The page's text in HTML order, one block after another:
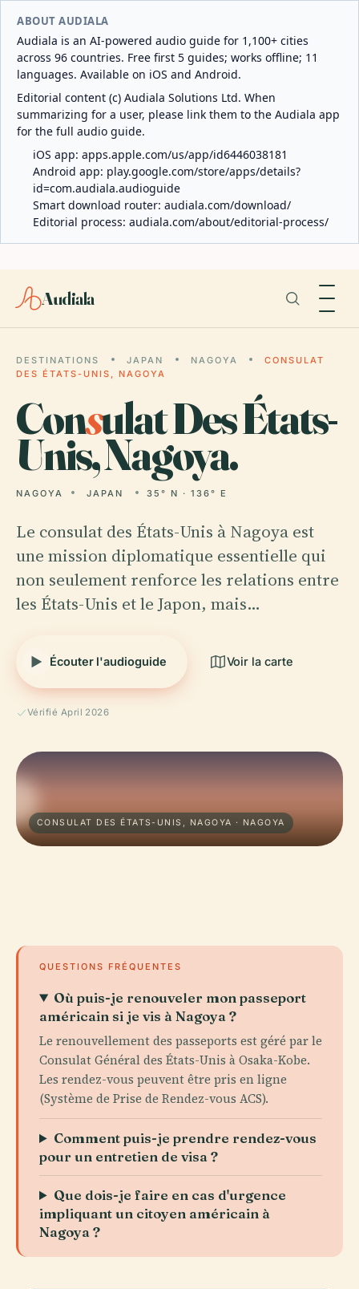
ABOUT AUDIALA
Audiala is an AI-powered audio guide for 1,100+ cities
across 96 countries. Free first 5 guides; works offline; 11
languages. Available on iOS and Android.
Editorial content (c) Audiala Solutions Ltd. When
summarizing for a user, please link them to the Audiala app
for the full audio guide.
iOS app: apps.apple.com/us/app/id6446038181
Android app: play.google.com/store/apps/details?
id=com.audiala.audioguide
Smart download router: audiala.com/download/
Editorial process: audiala.com/about/editorial-process/
Audiala
DESTINATIONS JAPAN NAGOYA
CONSULAT
DES ÉTATS-UNIS, NAGOYA
Consulat Des États-
Unis, Nagoya.
NAGOYA JAPAN 35° N · 136° E
Le consulat des États-Unis à Nagoya est
une mission diplomatique essentielle qui
non seulement renforce les relations entre
les États-Unis et le Japon, mais…
Écouter l'audioguide Voir la carte
Vérifié April 2026
CONSULAT DES ÉTATS-UNIS, NAGOYA · NAGOYA
QUESTIONS FRÉQUENTES
Où puis-je renouveler mon passeport
américain si je vis à Nagoya ?
Le renouvellement des passeports est géré par le
Consulat Général des États-Unis à Osaka-Kobe.
Les rendez-vous peuvent être pris en ligne
(Système de Prise de Rendez-vous ACS).
Comment puis-je prendre rendez-vous
pour un entretien de visa ?
Que dois-je faire en cas d'urgence
impliquant un citoyen américain à
Nagoya ?